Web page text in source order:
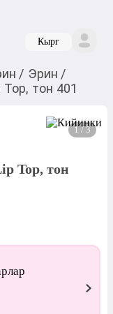
Кырг
/ Эрин /
тон 401
1 / 3
Top, тон